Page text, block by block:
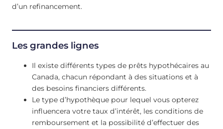
d’un refinancement.
Les grandes lignes
Il existe différents types de prêts hypothécaires au
Canada, chacun répondant à des situations et à
des besoins financiers différents.
Le type d’hypothèque pour lequel vous opterez
influencera votre taux d’intérêt, les conditions de
remboursement et la possibilité d’effectuer des